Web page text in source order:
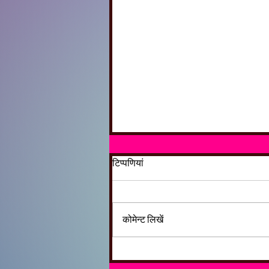
प्रणालियों का सांस्कृतिक संवाद
टिप्पणियां
कोमेन्ट लिखें